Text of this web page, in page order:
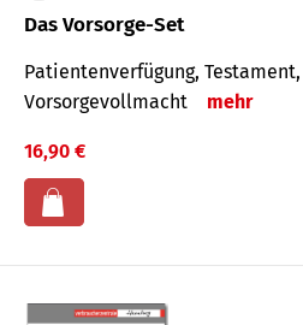
Das Vorsorge-Set
Patienten­ver­fügung,
Vor­sorge­voll­macht
mehr
16,90 €